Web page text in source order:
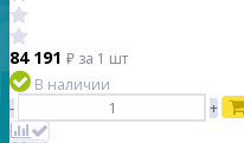
84 191 ₽ за 1 шт
В наличии
-
+